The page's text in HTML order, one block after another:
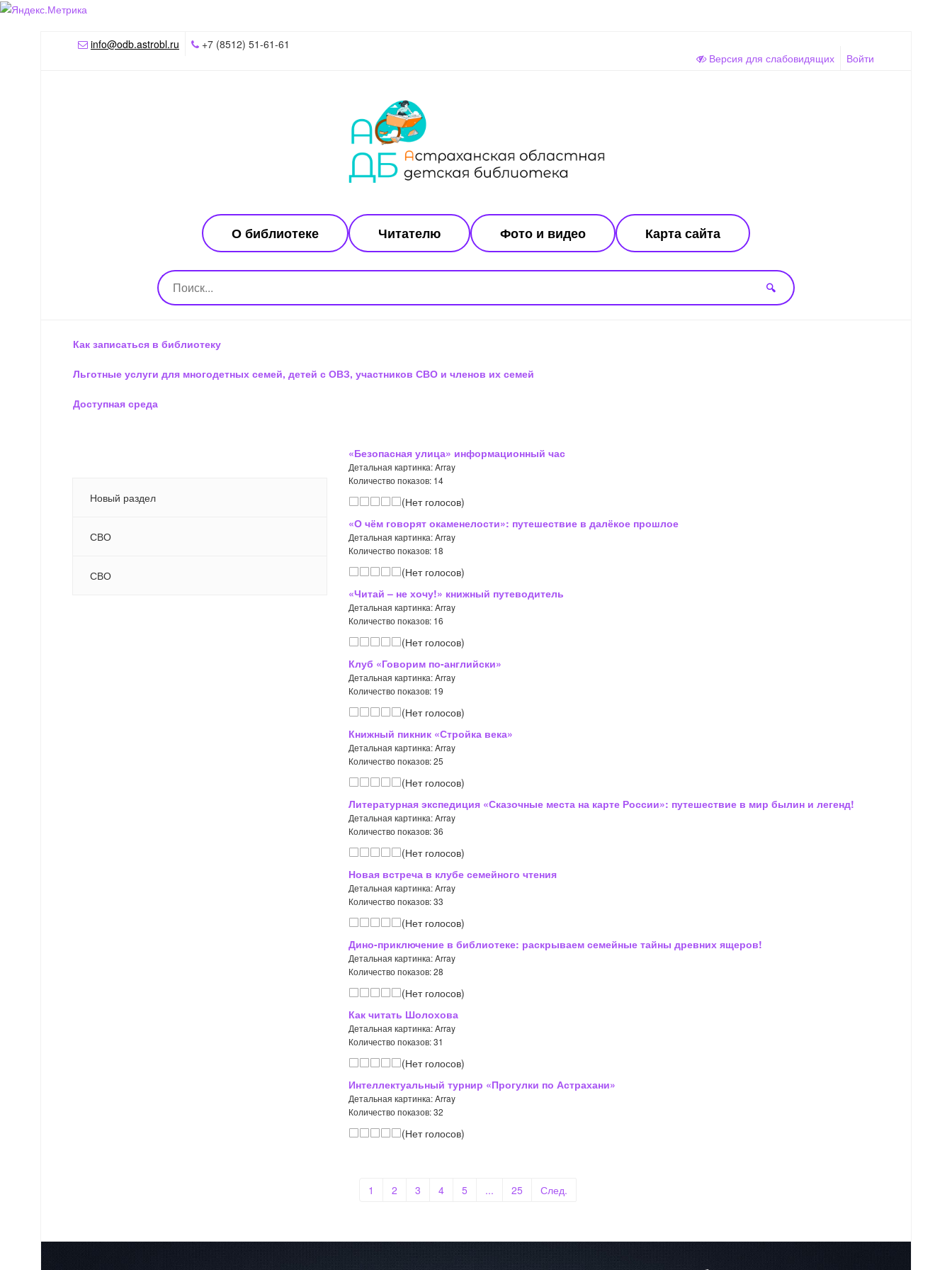
info@odb.astrobl.ru
+7 (8512) 51-61-61
Версия для слабовидящих
Войти
О библиотеке Читателю Фото и видео Карта сайта
🔍
Как записаться в библиотеку
Льготные услуги для многодетных семей, детей с ОВЗ, участников СВО и членов их семей
Доступная среда
Новый раздел
СВО
СВО
«Безопасная улица» информационный час
Детальная картинка: Array
Количество показов: 14
(Нет голосов)
«О чём говорят окаменелости»: путешествие в далёкое прошлое
Детальная картинка: Array
Количество показов: 18
(Нет голосов)
«Читай – не хочу!» книжный путеводитель
Детальная картинка: Array
Количество показов: 16
(Нет голосов)
Клуб «Говорим по-английски»
Детальная картинка: Array
Количество показов: 19
(Нет голосов)
Книжный пикник «Стройка века»
Детальная картинка: Array
Количество показов: 25
(Нет голосов)
Литературная экспедиция «Сказочные места на карте России»: путешествие в мир былин и легенд!
Детальная картинка: Array
Количество показов: 36
(Нет голосов)
Новая встреча в клубе семейного чтения
Детальная картинка: Array
Количество показов: 33
(Нет голосов)
Дино-приключение в библиотеке: раскрываем семейные тайны древних ящеров!
Детальная картинка: Array
Количество показов: 28
(Нет голосов)
Как читать Шолохова
Детальная картинка: Array
Количество показов: 31
(Нет голосов)
Интеллектуальный турнир «Прогулки по Астрахани»
Детальная картинка: Array
Количество показов: 32
(Нет голосов)
1 2 3 4 5 ... 25 След.